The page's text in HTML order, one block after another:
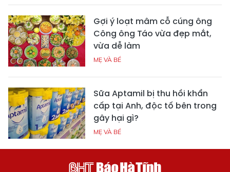
Gợi ý loạt mâm cỗ cúng ông
Công ông Táo vừa đẹp mắt,
vừa dễ làm
MẸ VÀ BÉ
Sữa Aptamil bị thu hồi khẩn
cấp tại Anh, độc tố bên trong
gây hại gì?
MẸ VÀ BÉ